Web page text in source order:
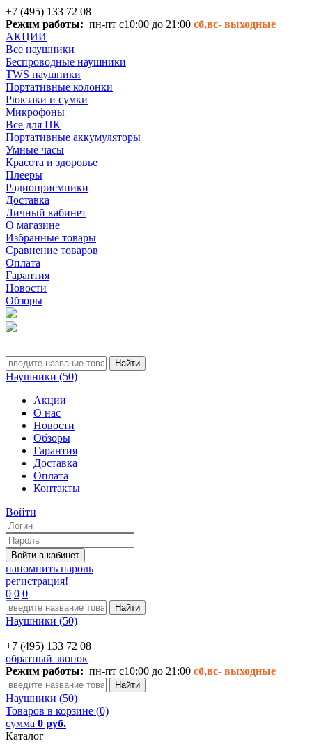
+7 (495) 133 72 08
Режим работы: пн-пт с10:00 до 21:00 сб,вс- выходные
АКЦИИ
Все наушники
Беспроводные наушники
TWS наушники
Портативные колонки
Рюкзаки и сумки
Микрофоны
Все для ПК
Портативные аккумуляторы
Умные часы
Красота и здоровье
Плееры
Радиоприемники
Доставка
Личный кабинет
О магазине
Избранные товары
Сравнение товаров
Оплата
Гарантия
Новости
Обзоры
Наушники (50)
Акции
О нас
Новости
Обзоры
Гарантия
Доставка
Оплата
Контакты
Войти
напомнить пароль
регистрация!
0 0 0
Наушники (50)
+7 (495) 133 72 08
обратный звонок
Режим работы: пн-пт с10:00 до 21:00 сб,вс- выходные
Наушники (50)
Товаров в корзине (0)
сумма 0 руб.
Каталог